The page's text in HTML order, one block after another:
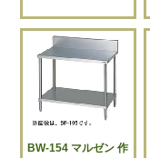
BW-154 マルゼン 作